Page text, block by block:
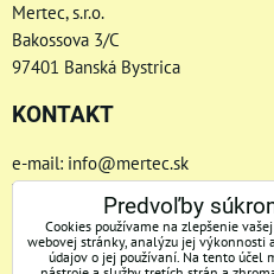
Mertec, s.r.o.
Bakossova 3/C
97401 Banská Bystrica
KONTAKT
e-mail: info@mertec.sk
Telefón: +421 48-4800 791
Predvoľby
Cookies používame na zlepšenie
webovej stránky, analýzu jej výkonnosti
údajov o jej používaní. Na tento účel